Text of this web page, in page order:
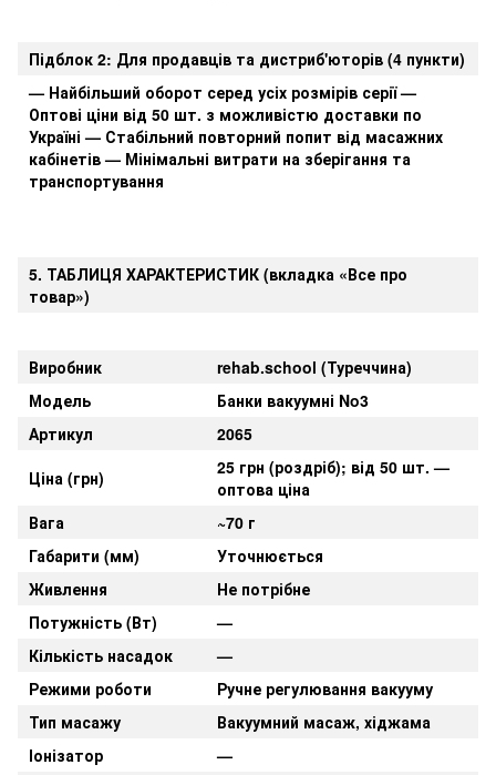
Підблок 2: Для продавців та дистриб'юторів (4 пункти)
— Найбільший оборот серед усіх розмірів серії —
Оптові ціни від 50 шт. з можливістю доставки по
Україні — Стабільний повторний попит від масажних
кабінетів — Мінімальні витрати на зберігання та
транспортування
5. ТАБЛИЦЯ ХАРАКТЕРИСТИК (вкладка «Все про
товар»)
Виробник
rehab.school (Туреччина)
Модель
Банки вакуумні No3
Артикул
2065
Ціна (грн)
25 грн (роздріб); від 50 шт. —
оптова ціна
Вага
~70 г
Габарити (мм)
Уточнюється
Живлення
Не потрібне
Потужність (Вт)
—
Кількість насадок
—
Режими роботи
Ручне регулювання вакууму
Тип масажу
Вакуумний масаж, хіджама
Іонізатор
—